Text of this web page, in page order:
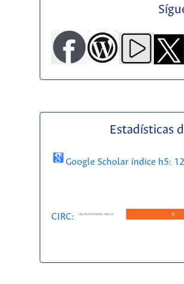
Estadísticas
Google Scholar índice h5: 12
CIRC: